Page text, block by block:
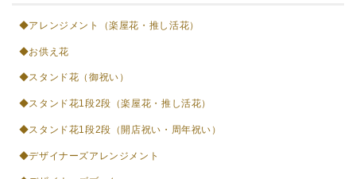
◆アレンジメント（楽屋花・推し活花）
◆お供え花
◆スタンド花（御祝い）
◆スタンド花1段2段（楽屋花・推し活花）
◆スタンド花1段2段（開店祝い・周年祝い）
◆デザイナーズアレンジメント